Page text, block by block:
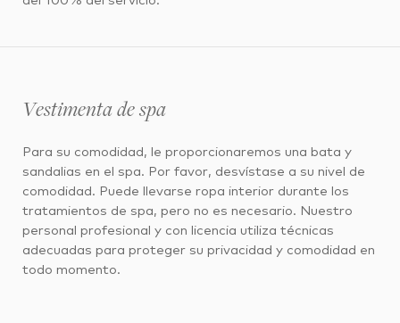
Vestimenta de spa
Para su comodidad, le proporcionaremos una bata y
sandalias en el spa. Por favor, desvístase a su nivel de
comodidad. Puede llevarse ropa interior durante los
tratamientos de spa, pero no es necesario. Nuestro
personal profesional y con licencia utiliza técnicas
adecuadas para proteger su privacidad y comodidad en
todo momento.